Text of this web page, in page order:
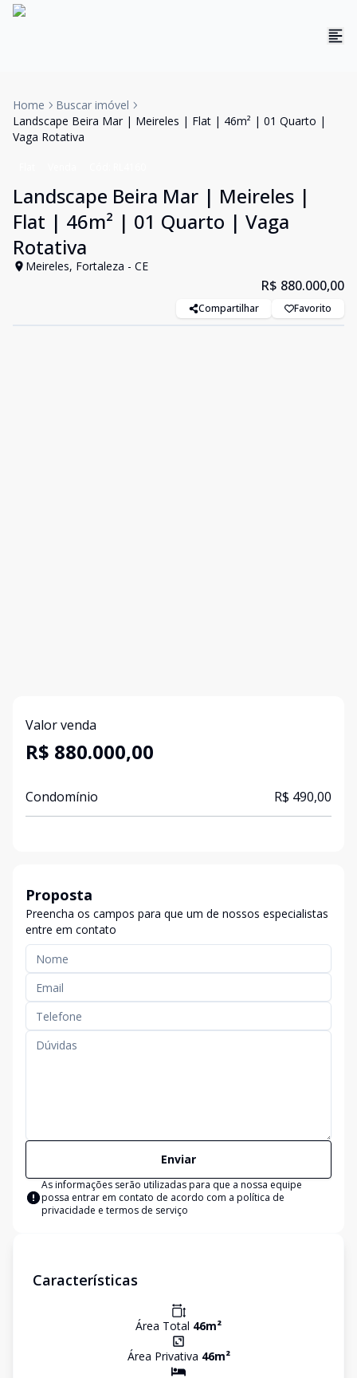
Home
Buscar imóvel
Landscape Beira Mar | Meireles | Flat | 46m² | 01 Quarto |
Vaga Rotativa
Landscape Beira Mar | Meireles |
Flat | 46m² | 01 Quarto | Vaga
Rotativa
Meireles, Fortaleza - CE
R$ 880.000,00
Compartilhar Favorito
Valor venda
R$ 880.000,00
Condomínio R$ 490,00
Proposta
Preencha os campos para que um de nossos especialistas
entre em contato
Enviar
As informações serão utilizadas para que a nossa equipe
possa entrar em contato de acordo com a política de
privacidade e termos de serviço
Características
Área Total 46m²
Área Privativa 46m²